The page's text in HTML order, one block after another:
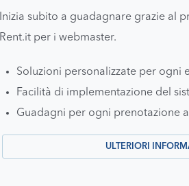
Inizia subito a guadagnare grazie al
Rent.it per i webmaster.
Soluzioni personalizzate per ogni
Facilità di implementazione del
Guadagni per ogni prenotazione
ULTERIORI